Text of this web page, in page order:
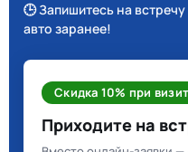
🕒 Запишитесь на
авто заранее!
Скидка 10% при
Приходите на